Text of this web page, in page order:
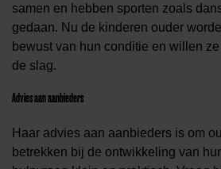
samen en hebben sporten zoals
gedaan. Nu de kinderen ouder
bewust van hun conditie en willen
de slag.
Advies aan aanbieders
Haar advies aan aanbieders is om
betrekken bij de ontwikkeling van